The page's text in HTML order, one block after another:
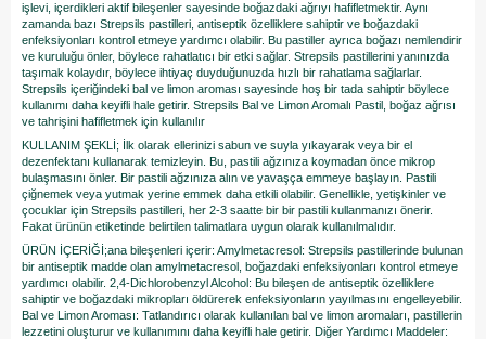
işlevi, içerdikleri aktif bileşenler sayesinde boğazdaki ağrıyı hafifletmektir. Aynı
zamanda bazı Strepsils pastilleri, antiseptik özelliklere sahiptir ve boğazdaki
enfeksiyonları kontrol etmeye yardımcı olabilir. Bu pastiller ayrıca boğazı nemlendirir
ve kuruluğu önler, böylece rahatlatıcı bir etki sağlar. Strepsils pastillerini yanınızda
taşımak kolaydır, böylece ihtiyaç duyduğunuzda hızlı bir rahatlama sağlarlar.
Strepsils içeriğindeki bal ve limon aroması sayesinde hoş bir tada sahiptir böylece
kullanımı daha keyifli hale getirir. Strepsils Bal ve Limon Aromalı Pastil, boğaz ağrısı
ve tahrişini hafifletmek için kullanılır
KULLANIM ŞEKLİ; İlk olarak ellerinizi sabun ve suyla yıkayarak veya bir el
dezenfektanı kullanarak temizleyin. Bu, pastili ağzınıza koymadan önce mikrop
bulaşmasını önler. Bir pastili ağzınıza alın ve yavaşça emmeye başlayın. Pastili
çiğnemek veya yutmak yerine emmek daha etkili olabilir. Genellikle, yetişkinler ve
çocuklar için Strepsils pastilleri, her 2-3 saatte bir bir pastili kullanmanızı önerir.
Fakat ürünün etiketinde belirtilen talimatlara uygun olarak kullanılmalıdır.
ÜRÜN İÇERİĞİ;ana bileşenleri içerir: Amylmetacresol: Strepsils pastillerinde bulunan
bir antiseptik madde olan amylmetacresol, boğazdaki enfeksiyonları kontrol etmeye
yardımcı olabilir. 2,4-Dichlorobenzyl Alcohol: Bu bileşen de antiseptik özelliklere
sahiptir ve boğazdaki mikropları öldürerek enfeksiyonların yayılmasını engelleyebilir.
Bal ve Limon Aroması: Tatlandırıcı olarak kullanılan bal ve limon aromaları, pastillerin
lezzetini oluşturur ve kullanımını daha keyifli hale getirir. Diğer Yardımcı Maddeler: